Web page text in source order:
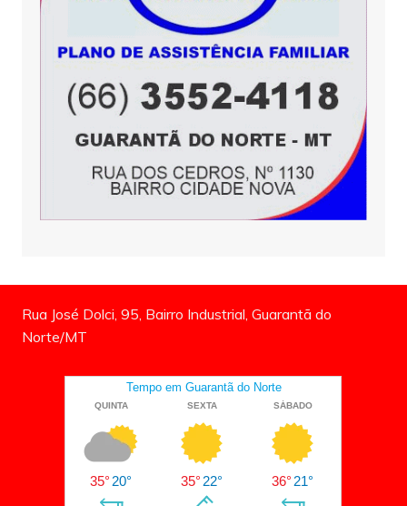
Rua José Dolci, 95, Bairro Industrial, Guarantã do
Norte/MT